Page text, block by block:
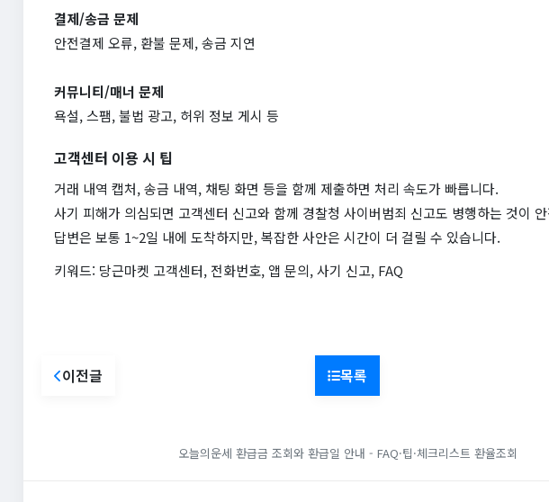
결제/송금 문제
안전결제 오류, 환불 문제, 송금 지연
커뮤니티/매너 문제
욕설, 스팸, 불법 광고, 허위 정보 게시 등
고객센터 이용 시 팁
거래 내역 캡처, 송금 내역, 채팅 화면 등을 함께 제출하면 처리 속도가 빠릅니다.
사기 피해가 의심되면 고객센터 신고와 함께 경찰청 사이버범죄 신고도 병행하는 것이
답변은 보통 1~2일 내에 도착하지만, 복잡한 사안은 시간이 더 걸릴 수 있습니다.
키워드: 당근마켓 고객센터, 전화번호, 앱 문의, 사기 신고, FAQ
이전글 목록
오늘의운세 환급금 조회와 환급일 안내 - FAQ·팁·체크리스트 환율조회